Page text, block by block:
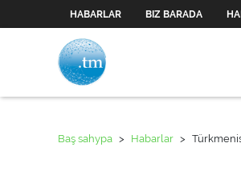
HABARLAR BIZ BARADA
Baş sahypa > Habarlar >